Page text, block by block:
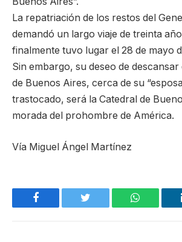
La repatriación de los restos del
demandó un largo viaje de treinta
finalmente tuvo lugar el 28 de mayo
Sin embargo, su deseo de
de Buenos Aires, cerca de su
trastocado, será la Catedral de
morada del prohombre de América.
Vía Miguel Ángel Martínez
Facebook Twitter WhatsApp